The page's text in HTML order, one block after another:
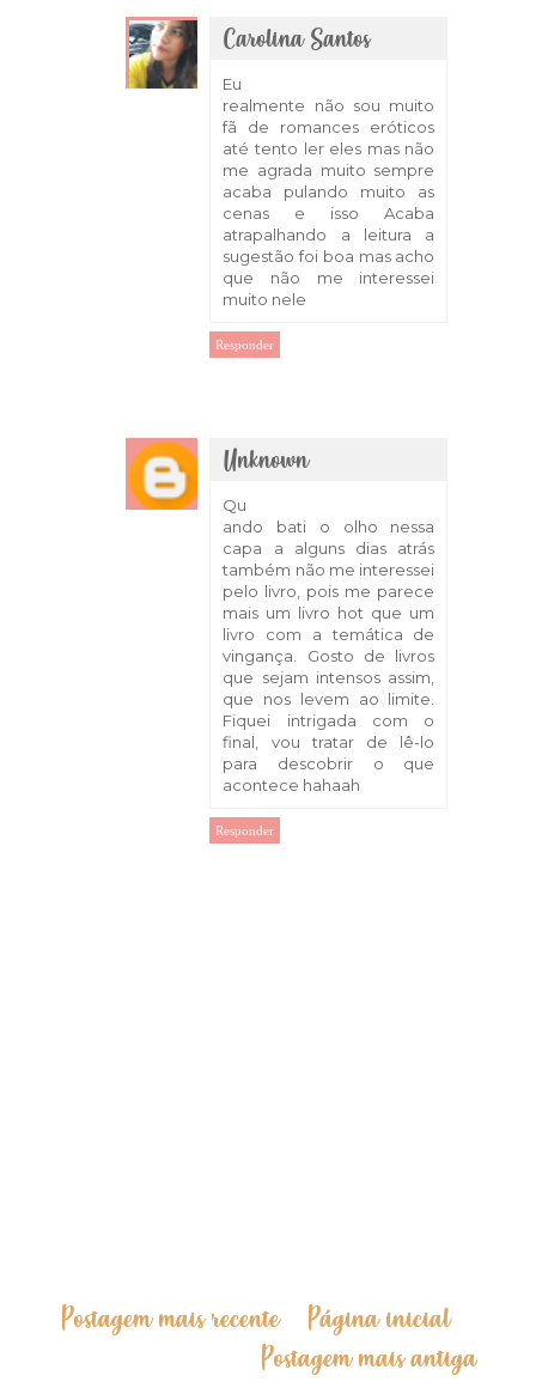
Carolina Santos
Eu
realmente não sou muito
fã de romances eróticos
até tento ler eles mas não
me agrada muito sempre
acaba pulando muito as
cenas e isso Acaba
atrapalhando a leitura a
sugestão foi boa mas acho
que não me interessei
muito nele
Responder
Unknown
Qu
ando bati o olho nessa
capa a alguns dias atrás
também não me interessei
pelo livro, pois me parece
mais um livro hot que um
livro com a temática de
vingança. Gosto de livros
que sejam intensos assim,
que nos levem ao limite.
Fiquei intrigada com o
final, vou tratar de lê-lo
para descobrir o que
acontece hahaah
Responder
Postagem mais recente
Postagem mais antiga
Página inicial